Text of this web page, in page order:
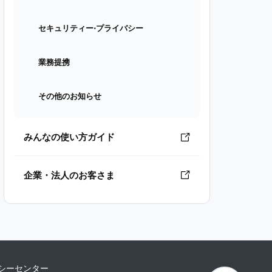
セキュリティー⋅プライバシー
業務提携
その他のお知らせ
みんなの使い方ガイド
企業・法人のお客さま
ーセンター